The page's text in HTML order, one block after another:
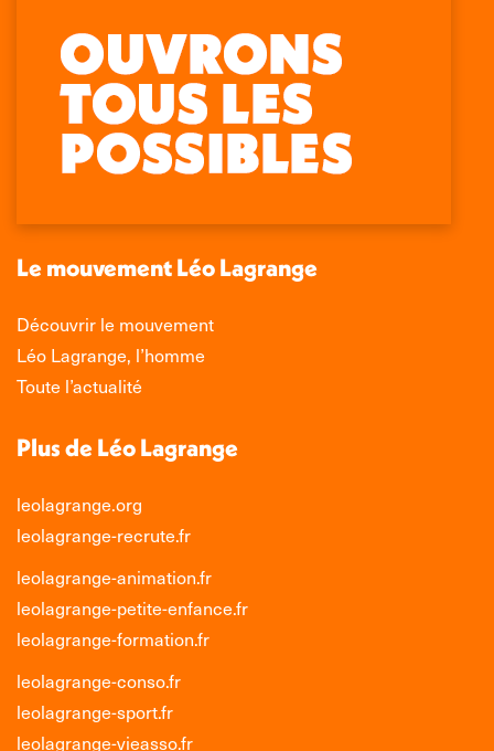
Retrouvez-nous sur :
Facebook
s'ouvre
une
fenêtre
La
page
X
s'ouvre
une
fenêtre
La
page
LinkedIn
s'ouvre
une
fenêtre
La
page
Instagram
s'ouvre
une
nouvelle
fenêtre
Le mouvement Léo Lagrange
Découvrir le mouvement
Léo Lagrange, l’homme
Toute l’actualité
Plus de Léo Lagrange
leolagrange.org
leolagrange-recrute.fr
leolagrange-animation.fr
leolagrange-petite-enfance.fr
leolagrange-formation.fr
leolagrange-conso.fr
leolagrange-sport.fr
leolagrange-vieasso.fr